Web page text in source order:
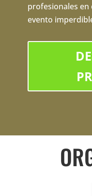
profesionales en
evento